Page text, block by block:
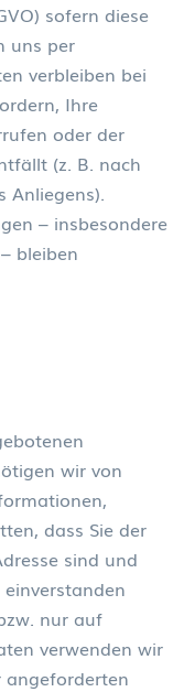
sofern diese
uns per
verbleiben bei
Ihre
oder der
(z. B. nach
Anliegens).
– insbesondere
bleiben
wir von
dass Sie der
sind und
nur auf
verwenden wir
angeforderten